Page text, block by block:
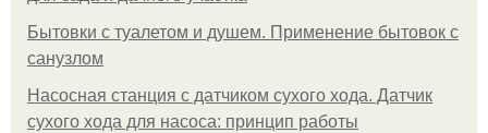
Бытовки с туалетом и душем. Применение бытовок с
санузлом
Насосная станция с датчиком сухого хода. Датчик
сухого хода для насоса: принцип работы